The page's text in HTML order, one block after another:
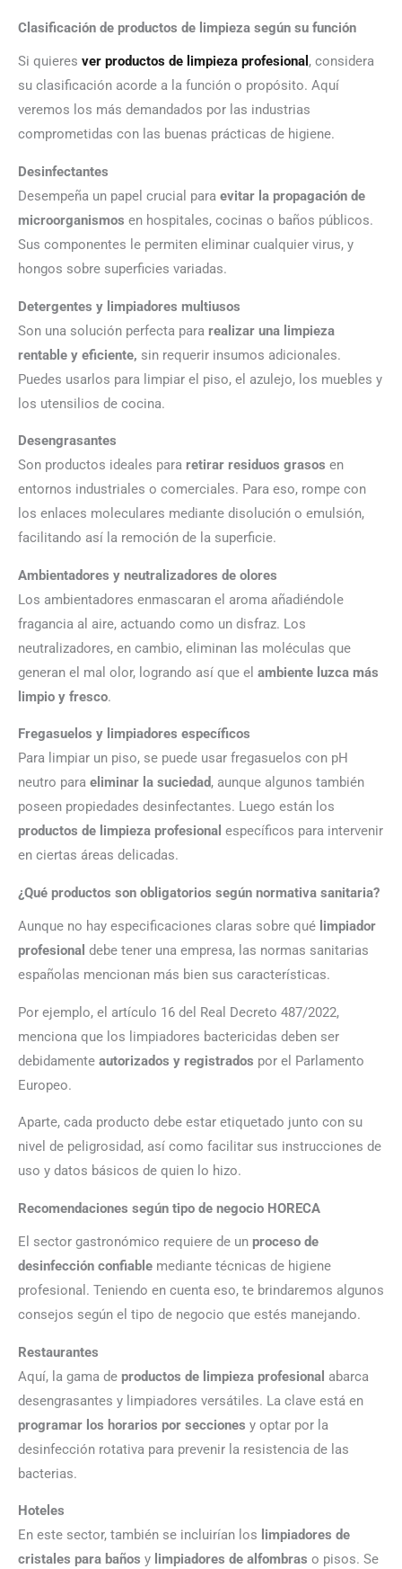
Clasificación de productos de limpieza según su función
Si quieres ver productos de limpieza profesional , considera
su clasificación acorde a la función o propósito. Aquí
veremos los más demandados por las industrias
comprometidas con las buenas prácticas de higiene.
Desinfectantes
Desempeña un papel crucial para evitar la propagación de
microorganismos en hospitales, cocinas o baños públicos.
Sus componentes le permiten eliminar cualquier virus, y
hongos sobre superficies variadas.
Detergentes y limpiadores multiusos
Son una solución perfecta para realizar una limpieza
rentable y eficiente, sin requerir insumos adicionales.
Puedes usarlos para limpiar el piso, el azulejo, los muebles y
los utensilios de cocina.
Desengrasantes
Son productos ideales para retirar residuos grasos en
entornos industriales o comerciales. Para eso, rompe con
los enlaces moleculares mediante disolución o emulsión,
facilitando así la remoción de la superficie.
Ambientadores y neutralizadores de olores
Los ambientadores enmascaran el aroma añadiéndole
fragancia al aire, actuando como un disfraz. Los
neutralizadores, en cambio, eliminan las moléculas que
generan el mal olor, logrando así que el ambiente luzca más
limpio y fresco.
Fregasuelos y limpiadores específicos
Para limpiar un piso, se puede usar fregasuelos con pH
neutro para eliminar la suciedad, aunque algunos también
poseen propiedades desinfectantes. Luego están los
productos de limpieza profesional específicos para intervenir
en ciertas áreas delicadas.
¿Qué productos son obligatorios según normativa sanitaria?
Aunque no hay especificaciones claras sobre qué limpiador
profesional debe tener una empresa, las normas sanitarias
españolas mencionan más bien sus características.
Por ejemplo, el artículo 16 del Real Decreto 487/2022,
menciona que los limpiadores bactericidas deben ser
debidamente autorizados y registrados por el Parlamento
Europeo.
Aparte, cada producto debe estar etiquetado junto con su
nivel de peligrosidad, así como facilitar sus instrucciones de
uso y datos básicos de quien lo hizo.
Recomendaciones según tipo de negocio HORECA
El sector gastronómico requiere de un proceso de
desinfección confiable mediante técnicas de higiene
profesional. Teniendo en cuenta eso, te brindaremos algunos
consejos según el tipo de negocio que estés manejando.
Restaurantes
Aquí, la gama de productos de limpieza profesional abarca
desengrasantes y limpiadores versátiles. La clave está en
programar los horarios por secciones y optar por la
desinfección rotativa para prevenir la resistencia de las
bacterias.
Hoteles
En este sector, también se incluirían los limpiadores de
cristales para baños y limpiadores de alfombras o pisos. Se